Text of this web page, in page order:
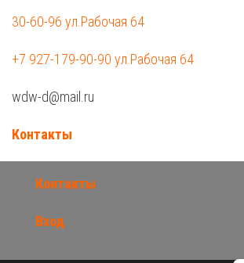
30-60-96 ул.Рабочая 64
+7 927-179-90-90 ул.Рабочая 64
wdw-d@mail.ru
Контакты
Контакты
Вход